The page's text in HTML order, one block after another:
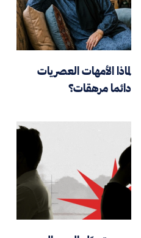
لماذا الأمهات العصريات
دائما مرهقات؟